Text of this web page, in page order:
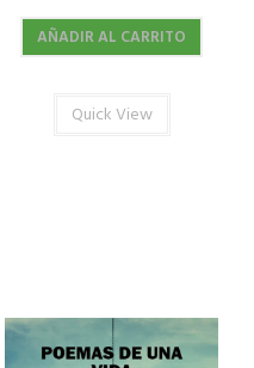
AÑADIR AL CARRITO
Quick View